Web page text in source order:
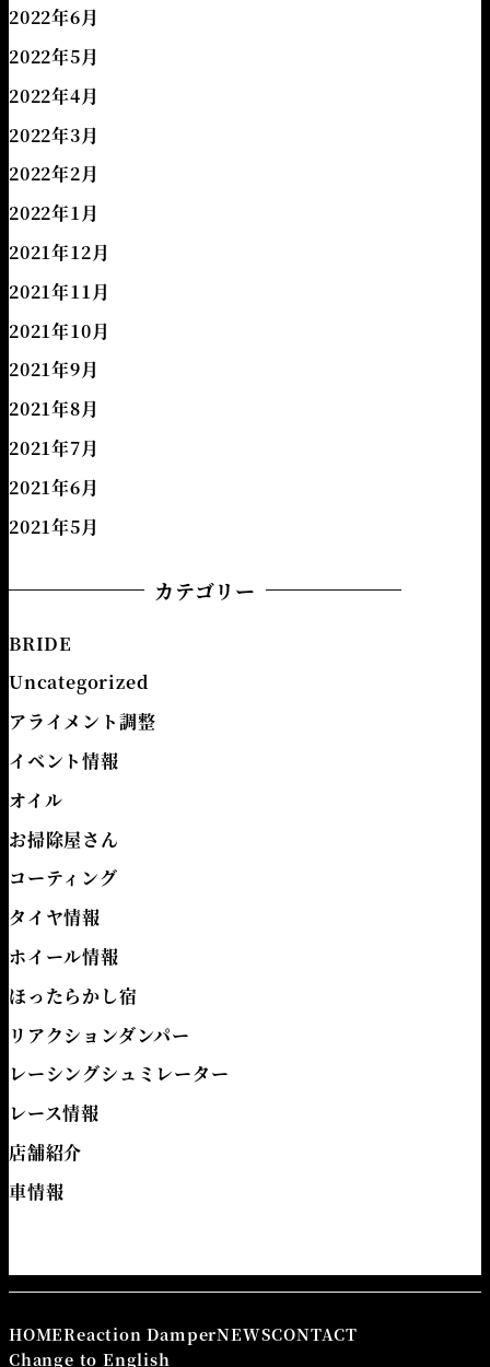
2022年6月
2022年5月
2022年4月
2022年3月
2022年2月
2022年1月
2021年12月
2021年11月
2021年10月
2021年9月
2021年8月
2021年7月
2021年6月
2021年5月
カテゴリー
BRIDE
Uncategorized
アライメント調整
イベント情報
オイル
お掃除屋さん
コーティング
タイヤ情報
ホイール情報
ほったらかし宿
リアクションダンパー
レーシングシュミレーター
レース情報
店舗紹介
車情報
HOMEReaction DamperNEWSCONTACT
Change to English